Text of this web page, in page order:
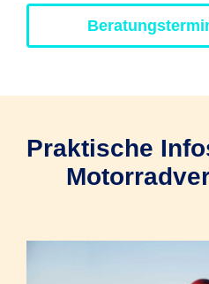
Praktische